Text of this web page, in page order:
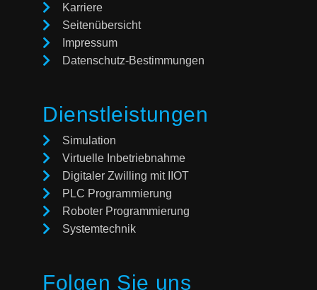
Karriere
Seitenübersicht
Impressum
Datenschutz-Bestimmungen
Dienstleistungen
Simulation
Virtuelle Inbetriebnahme
Digitaler Zwilling mit IIOT
PLC Programmierung
Roboter Programmierung
Systemtechnik
Folgen Sie uns